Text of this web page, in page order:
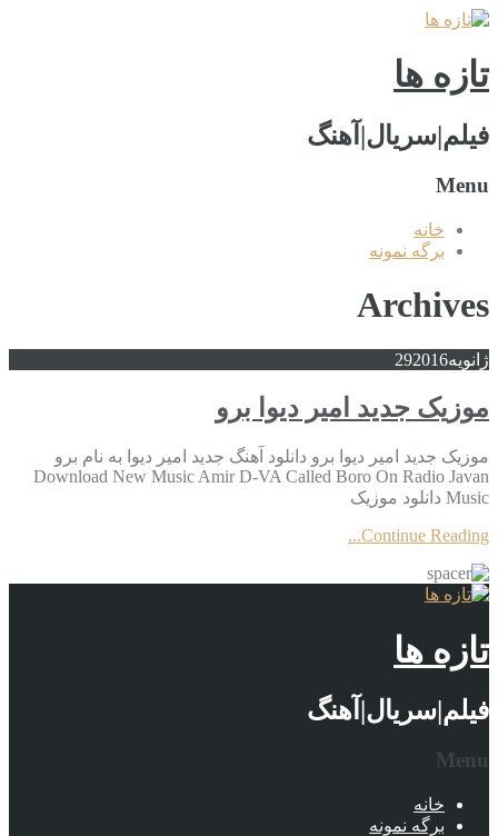
تازه ها
فیلم|سریال|آهنگ
Menu
خانه
برگه نمونه
Archives
ژانویه 292016
موزیک جدید امیر دیوا برو
موزیک جدید امیر دیوا برو دانلود آهنگ جدید امیر دیوا به نام برو
Download New Music Amir D-VA Called Boro On Radio Javan
Music دانلود موزیک
Continue Reading...
تازه ها
فیلم|سریال|آهنگ
Menu
خانه
برگه نمونه